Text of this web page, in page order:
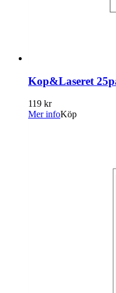
Kop&Laseret
119 kr
Mer infoKöp